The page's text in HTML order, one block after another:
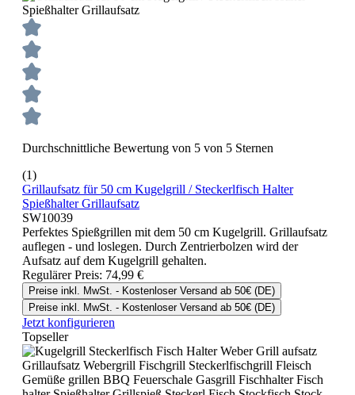
Durchschnittliche Bewertung von 5 von 5 Sternen
(1)
Grillaufsatz für 50 cm Kugelgrill / Steckerlfisch Halter
Spießhalter Grillaufsatz
SW10039
Perfektes Spießgrillen mit dem 50 cm Kugelgrill. Grillaufsatz
auflegen - und loslegen. Durch Zentrierbolzen wird der
Aufsatz auf dem Kugelgrill gehalten.
Regulärer Preis: 74,99 €
Preise inkl. MwSt. - Kostenloser Versand ab 50€ (DE)
Preise inkl. MwSt. - Kostenloser Versand ab 50€ (DE)
Jetzt konfigurieren
Topseller